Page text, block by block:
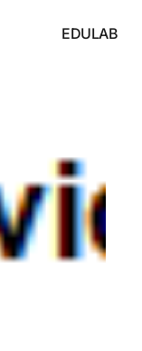
EDULAB